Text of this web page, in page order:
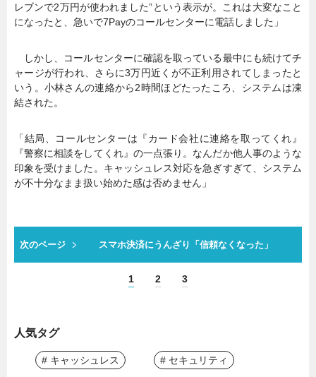
レブンで2万円が使われました”という表示が。これは大変なこと
になったと、急いで7Payのコールセンターに電話しました」
しかし、コールセンターに確認を取っている最中にも続けてチ
ャージが行われ、さらに3万円近くが不正利用されてしまったと
いう。小林さんの連絡から2時間ほどたったころ、システムは凍
結された。
「結局、コールセンターは『カード会社に連絡を取ってくれ』
『警察に相談をしてくれ』の一点張り。なんだか他人事のような
印象を受けました。キャッシュレス対応を急ぎすぎて、システム
が不十分なまま扱い始めた感は否めません」
次のページ スマホ決済にうんざり「信頼なくなった」
1 2 3
人気タグ
# キャッシュレス # セキュリティ